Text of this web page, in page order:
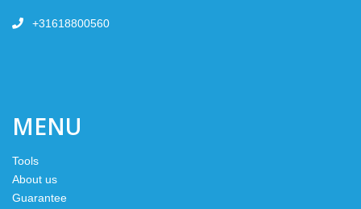
+31618800560
MENU
Tools
About us
Guarantee